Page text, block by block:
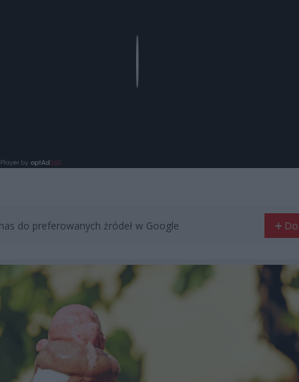
do preferowanych źródeł w Google